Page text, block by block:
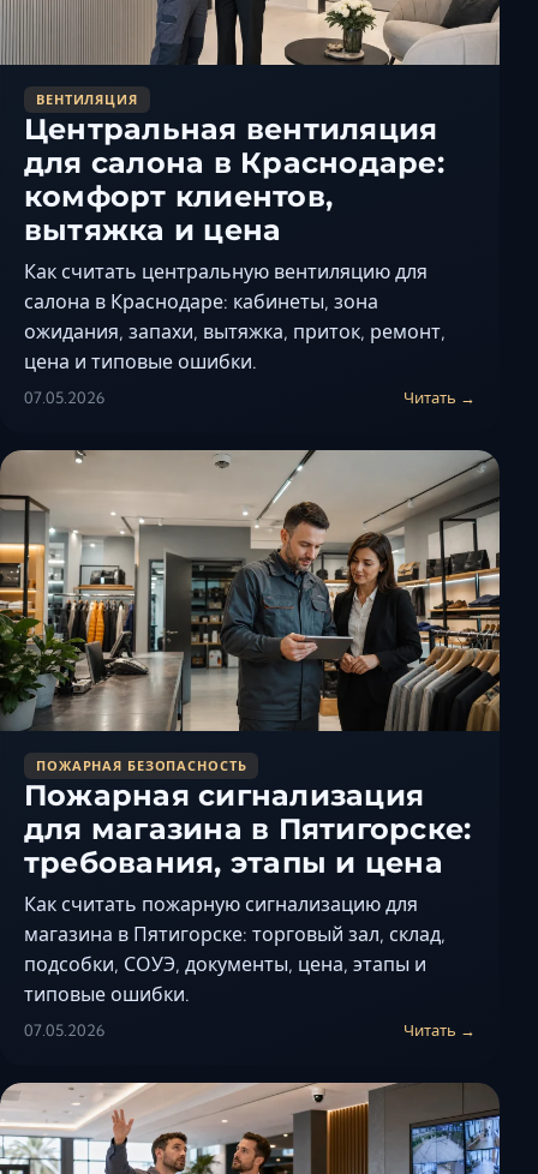
ВЕНТИЛЯЦИЯ
Центральная вентиляция
для салона в Краснодаре:
комфорт клиентов,
вытяжка и цена
Как считать центральную вентиляцию для
салона в Краснодаре: кабинеты, зона
ожидания, запахи, вытяжка, приток, ремонт,
цена и типовые ошибки.
07.05.2026 Читать →
ПОЖАРНАЯ БЕЗОПАСНОСТЬ
Пожарная сигнализация
для магазина в Пятигорске:
требования, этапы и цена
Как считать пожарную сигнализацию для
магазина в Пятигорске: торговый зал, склад,
подсобки, СОУЭ, документы, цена, этапы и
типовые ошибки.
07.05.2026 Читать →